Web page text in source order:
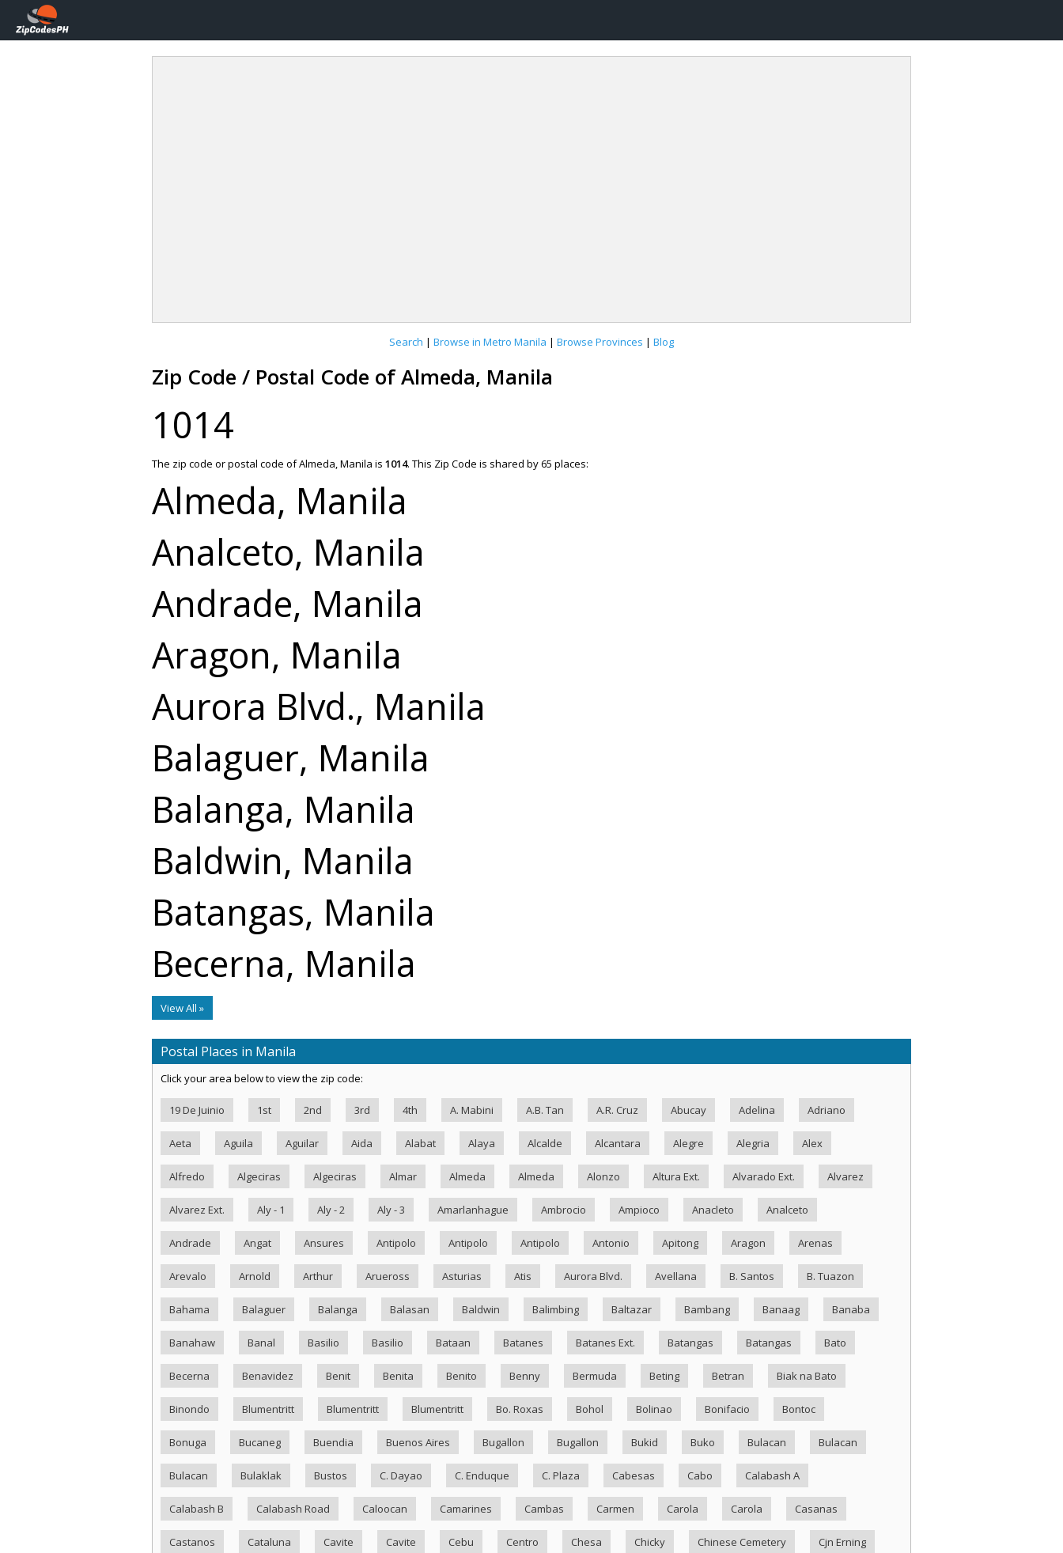
Search | Browse in Metro Manila | Browse Provinces | Blog
Zip Code / Postal Code of Almeda, Manila
1014
The zip code or postal code of Almeda, Manila is 1014. This Zip Code is shared by 65 places:
Almeda, Manila
Analceto, Manila
Andrade, Manila
Aragon, Manila
Aurora Blvd., Manila
Balaguer, Manila
Balanga, Manila
Baldwin, Manila
Batangas, Manila
Becerna, Manila
View All »
Postal Places in Manila
Click your area below to view the zip code:
19 De Juinio 1st 2nd 3rd 4th A. Mabini A.B. Tan A.R. Cruz Abucay Adelina Adriano
Aeta Aguila Aguilar Aida Alabat Alaya Alcalde Alcantara Alegre Alegria Alex
Alfredo Algeciras Algeciras Almar Almeda Almeda Alonzo Altura Ext. Alvarado Ext. Alvarez
Alvarez Ext. Aly - 1 Aly - 2 Aly - 3 Amarlanhague Ambrocio Ampioco Anacleto Analceto
Andrade Angat Ansures Antipolo Antipolo Antipolo Antonio Apitong Aragon Arenas
Arevalo Arnold Arthur Arueross Asturias Atis Aurora Blvd. Avellana B. Santos B. Tuazon
Bahama Balaguer Balanga Balasan Baldwin Balimbing Baltazar Bambang Banaag Banaba
Banahaw Banal Basilio Basilio Bataan Batanes Batanes Ext. Batangas Batangas Bato
Becerna Benavidez Benit Benita Benito Benny Bermuda Beting Betran Biak na Bato
Binondo Blumentritt Blumentritt Blumentritt Bo. Roxas Bohol Bolinao Bonifacio Bontoc
Bonuga Bucaneg Buendia Buenos Aires Bugallon Bugallon Bukid Buko Bulacan Bulacan
Bulacan Bulaklak Bustos C. Dayao C. Enduque C. Plaza Cabesas Cabo Calabash A
Calabash B Calabash Road Caloocan Camarines Cambas Carmen Carola Carola Casanas
Castanos Cataluna Cavite Cavite Cebu Centro Chesa Chicky Chinese Cemetery Cjn Erning